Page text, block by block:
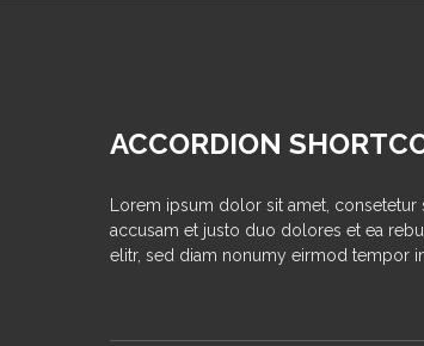
ACCORDION
Lorem ipsum dolor sit amet,
accusam et justo duo dolores et ea
elitr, sed diam nonumy eirmod tempor